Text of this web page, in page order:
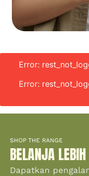
Error:
Error:
SHOP THE RANGE
BELANJA
Dapatkan